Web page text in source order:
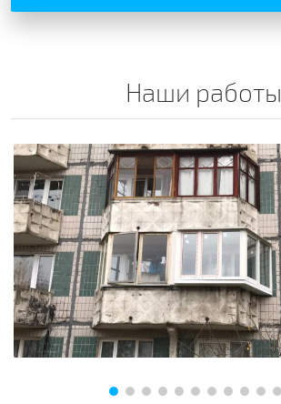
Наши работы